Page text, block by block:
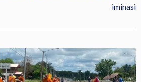
Iminasi